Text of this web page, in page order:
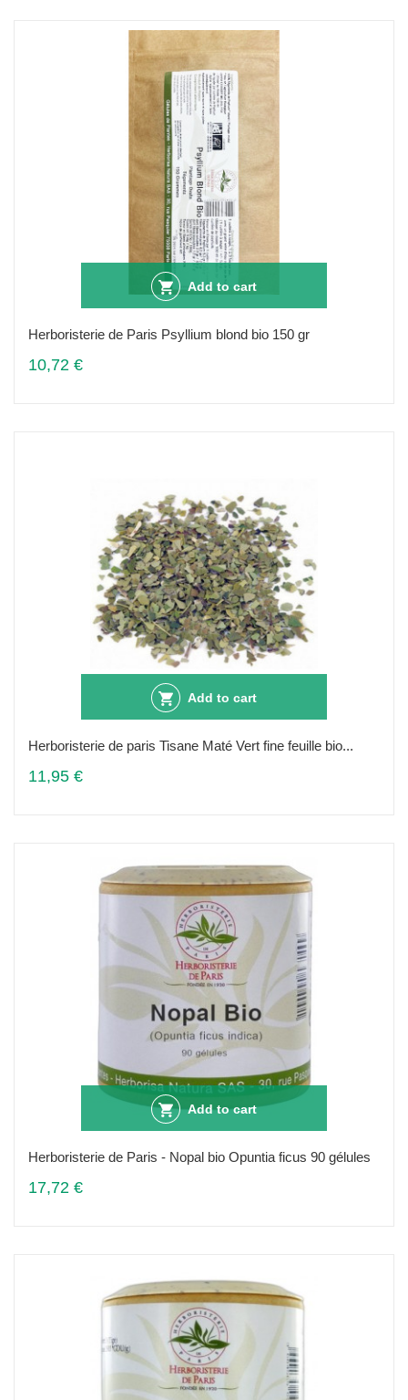
Add to cart
Herboristerie de Paris Psyllium blond bio 150 gr
10,72 €
Add to cart
Herboristerie de paris Tisane Maté Vert fine feuille bio...
11,95 €
Add to cart
Herboristerie de Paris - Nopal bio Opuntia ficus 90 gélules
17,72 €